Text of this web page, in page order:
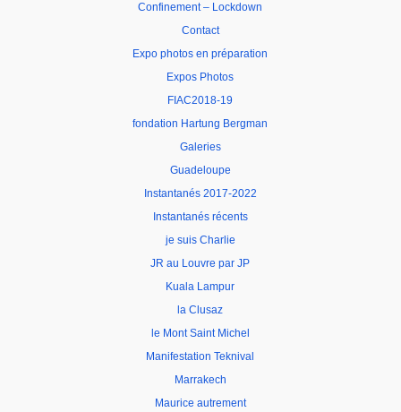
Confinement – Lockdown
Contact
Expo photos en préparation
Expos Photos
FIAC2018-19
fondation Hartung Bergman
Galeries
Guadeloupe
Instantanés 2017-2022
Instantanés récents
je suis Charlie
JR au Louvre par JP
Kuala Lampur
la Clusaz
le Mont Saint Michel
Manifestation Teknival
Marrakech
Maurice autrement